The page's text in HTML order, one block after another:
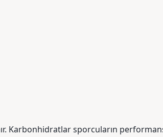
Karbonhidratlar sporcuların